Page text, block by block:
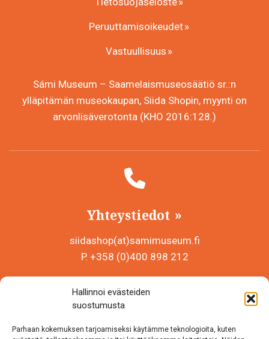
Hallinnoi evästeiden
suostumusta
Parhaan kokemuksen tarjoamiseksi käytämme teknologioita, kuten
Peruuttamisoikeudet
Vastuullisuus
Sámi Museum – Saamelaismuseosäätiö sr.:n
ylläpitämän museokaupan, Siida Shopin, myynti on
arvonlisäverotonta (KHO 2016:128.)
Yhteystiedot
siidashop(at)samimuseum.fi
P. +358 (0)400 898 212
Y-tunnus 0625907-2